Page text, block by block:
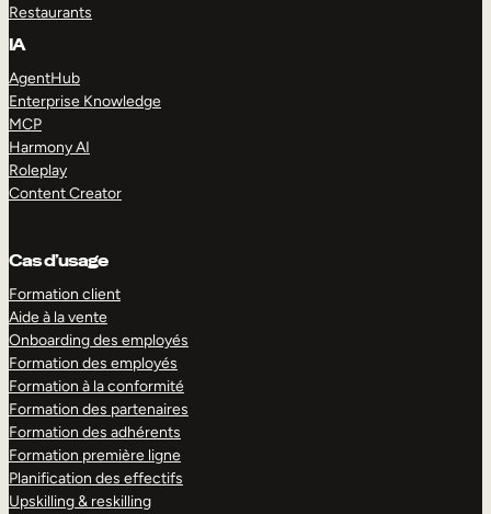
Restaurants
IA
AgentHub
Enterprise Knowledge
MCP
Harmony AI
Roleplay
Content Creator
Cas d’usage
Formation client
Aide à la vente
Onboarding des employés
Formation des employés
Formation à la conformité
Formation des partenaires
Formation des adhérents
Formation première ligne
Planification des effectifs
Upskilling & reskilling